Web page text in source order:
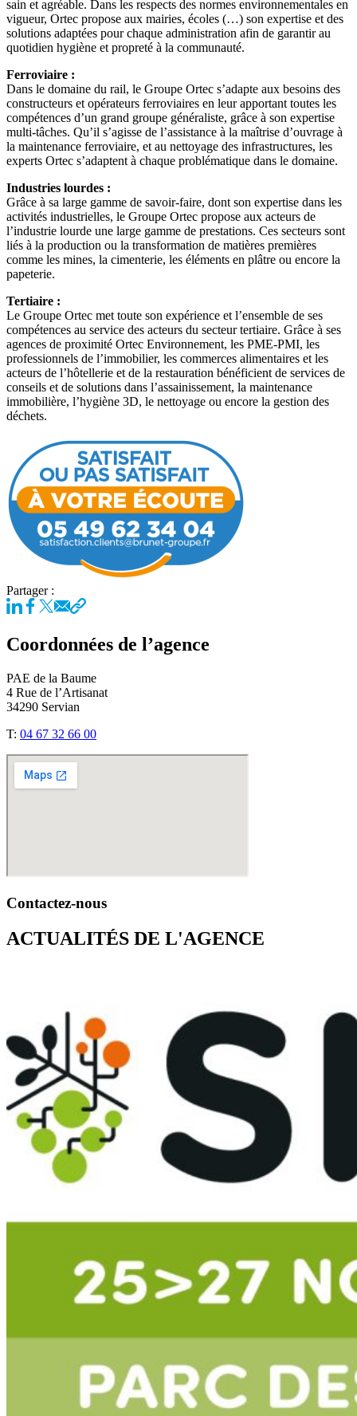
sain et agréable. Dans les respects des normes environnementales en
vigueur, Ortec propose aux mairies, écoles (…) son expertise et des
solutions adaptées pour chaque administration afin de garantir au
quotidien hygiène et propreté à la communauté.
Ferroviaire :
Dans le domaine du rail, le Groupe Ortec s’adapte aux besoins des
constructeurs et opérateurs ferroviaires en leur apportant toutes les
compétences d’un grand groupe généraliste, grâce à son expertise
multi-tâches. Qu’il s’agisse de l’assistance à la maîtrise d’ouvrage à
la maintenance ferroviaire, et au nettoyage des infrastructures, les
experts Ortec s’adaptent à chaque problématique dans le domaine.
Industries lourdes :
Grâce à sa large gamme de savoir-faire, dont son expertise dans les
activités industrielles, le Groupe Ortec propose aux acteurs de
l’industrie lourde une large gamme de prestations. Ces secteurs sont
liés à la production ou la transformation de matières premières
comme les mines, la cimenterie, les éléments en plâtre ou encore la
papeterie.
Tertiaire :
Le Groupe Ortec met toute son expérience et l’ensemble de ses
compétences au service des acteurs du secteur tertiaire. Grâce à ses
agences de proximité Ortec Environnement, les PME-PMI, les
professionnels de l’immobilier, les commerces alimentaires et les
acteurs de l’hôtellerie et de la restauration bénéficient de services de
conseils et de solutions dans l’assainissement, la maintenance
immobilière, l’hygiène 3D, le nettoyage ou encore la gestion des
déchets.
Partager :
Coordonnées de l’agence
PAE de la Baume
4 Rue de l’Artisanat
34290 Servian
T: 04 67 32 66 00
Contactez-nous
ACTUALITÉS DE L'AGENCE